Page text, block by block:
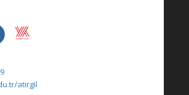
atirgil